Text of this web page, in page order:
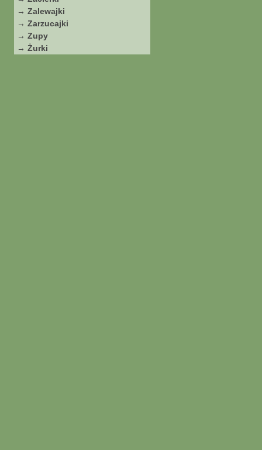
→ Zalewajki
→ Zarzucajki
→ Zupy
→ Żurki